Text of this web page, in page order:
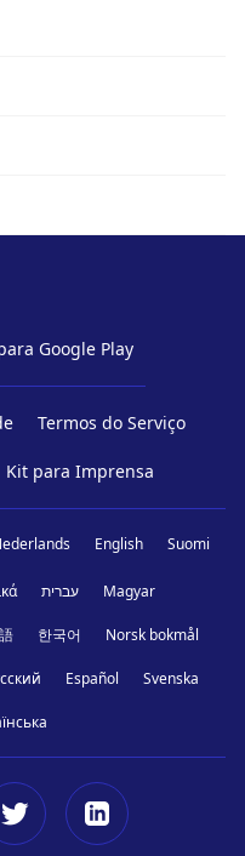
Google Play
Termos do Serviço
Kit para Imprensa
English Suomi
עברית Magyar
한국어 Norsk bokmål
Español Svenska